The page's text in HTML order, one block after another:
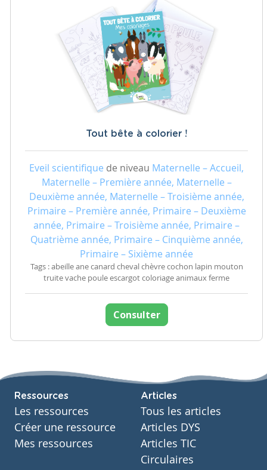
Tout bête à colorier !
Eveil scientifique de niveau Maternelle – Accueil,
Maternelle – Première année, Maternelle –
Deuxième année, Maternelle – Troisième année,
Primaire – Première année, Primaire – Deuxième
année, Primaire – Troisième année, Primaire –
Quatrième année, Primaire – Cinquième année,
Primaire – Sixième année
Tags : abeille ane canard cheval chèvre cochon lapin mouton
truite vache poule escargot coloriage animaux ferme
Consulter
Ressources
Les ressources
Créer une ressource
Mes ressources
Articles
Tous les articles
Articles DYS
Articles TIC
Circulaires